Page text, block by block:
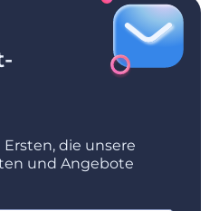
die unsere
und Angebote